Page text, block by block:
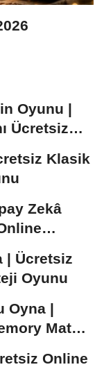
Oyunu |
Ücretsiz
Klasik
Zekâ
| Ücretsiz
Oyunu
Oyna |
Match
Online